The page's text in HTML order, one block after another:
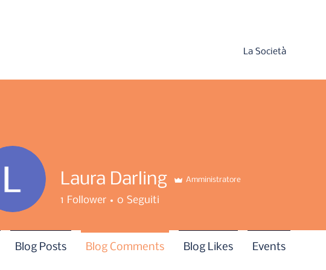
La Società
Laura Darling Amministratore
1 Follower 0 Seguiti
Blog Posts Blog Comments Blog Likes Events